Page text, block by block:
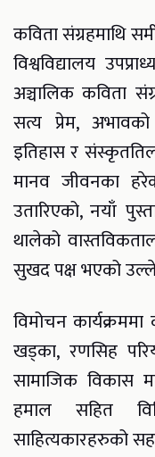
कविता संग्रहमाथि
विश्वविद्यालय
अञ्चालिक कविता
सत्य प्रेम,
इतिहास र
मानव जीवनका
उतारिएको, नयाँ
थालेको
सुखद पक्ष भएको
विमोचन
खड्का, रणसिह
सामाजिक विकास
हमाल सहित
साहित्यकारहरुको